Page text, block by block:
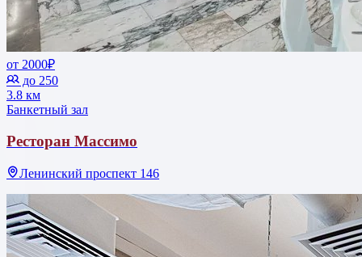
от 2000₽
до 250
3.8 км
Банкетный зал
Ресторан Массимо
Ленинский проспект 146